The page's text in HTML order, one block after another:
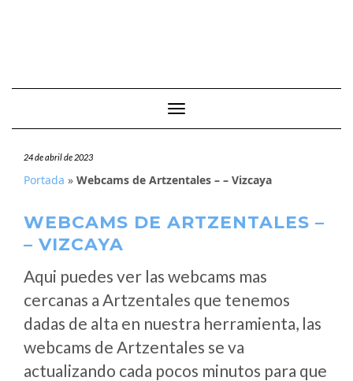
Cambiar modo de navegación
24 de abril de 2023
Portada » Webcams de Artzentales – – Vizcaya
WEBCAMS DE ARTZENTALES –
– VIZCAYA
Aqui puedes ver las webcams mas
cercanas a Artzentales que tenemos
dadas de alta en nuestra herramienta, las
webcams de Artzentales se va
actualizando cada pocos minutos para que